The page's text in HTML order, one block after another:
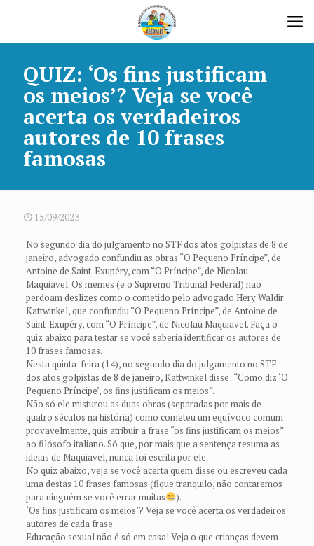
QUIZ: ‘Os fins justificam
os meios’? Veja se você
acerta os verdadeiros
autores de 10 frases
famosas
15/09/2023
No segundo dia do julgamento no STF dos atos golpistas de 8 de
janeiro, advogado confundiu as obras “O Pequeno Príncipe”, de
Antoine de Saint-Exupéry, com “O Príncipe”, de Nicolau
Maquiavel. Os memes (e o Supremo Tribunal Federal) não
perdoam deslizes como o cometido pelo advogado Hery Waldir
Kattwinkel, que confundiu “O Pequeno Príncipe”, de Antoine de
Saint-Exupéry, com “O Príncipe”, de Nicolau Maquiavel. Faça o
quiz abaixo para testar se você saberia identificar os autores de
10 frases famosas.
Nesta quinta-feira (14), no segundo dia do julgamento no STF
dos atos golpistas de 8 de janeiro, Kattwinkel disse: “Como diz ‘O
Pequeno Príncipe’, os fins justificam os meios”.
Não só ele misturou as duas obras (separadas por mais de
quatro séculos na história) como cometeu um equívoco comum:
provavelmente, quis atribuir a frase “os fins justificam os meios”
ao filósofo italiano. Só que, por mais que a sentença resuma as
ideias de Maquiavel, nunca foi escrita por ele.
No quiz abaixo, veja se você acerta quem disse ou escreveu cada
uma destas 10 frases famosas (fique tranquilo, não contaremos
para ninguém se você errar muitas
).
‘Os fins justificam os meios’? Veja se você acerta os verdadeiros
autores de cada frase
Educação sexual não é só em casa! Veja o que crianças devem